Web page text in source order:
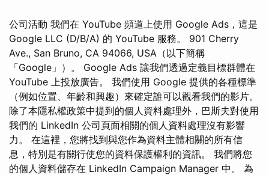
公司活動 我們在 YouTube 頻道上使用 Google Ads，這是
Google LLC (D/B/A) 的 YouTube 服務。 901 Cherry
Ave., San Bruno, CA 94066, USA（以下簡稱
「Google」）。 Google Ads 讓我們透過定義目標群體在
YouTube 上投放廣告。 我們使用 Google 提供的各種標準
（例如位置、年齡和興趣）來確定誰可以觀看我們的影片。
除了本隱私權政策中提到的個人資料處理外，巴斯夫對使用
我們的 LinkedIn 公司頁面相關的個人資料處理沒有影響
力。 在這裡，您將找到與您作為資料主體相關的所有信
息，特別是有關行使您的資料保護權利的資訊。 我們將您
的個人資料儲存在 LinkedIn Campaign Manager 中。 為